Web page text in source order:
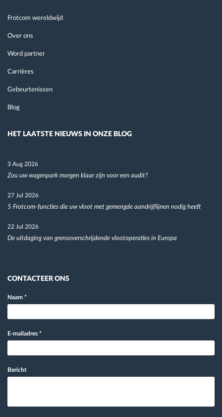
Frotcom wereldwijd
Over ons
Word partner
Carrières
Gebeurtenissen
Blog
HET LAATSTE NIEUWS IN ONZE BLOG
3 Aug 2026
Zou uw wagenpark morgen klaar zijn voor een audit?
27 Jul 2026
5 Frotcom-functies die uw vloot met gemengde aandrijflijnen nodig heeft
22 Jul 2026
De uitdaging van grensoverschrijdende vlootoperaties in Europa
CONTACTEER ONS
Naam *
E-mailadres *
Bericht